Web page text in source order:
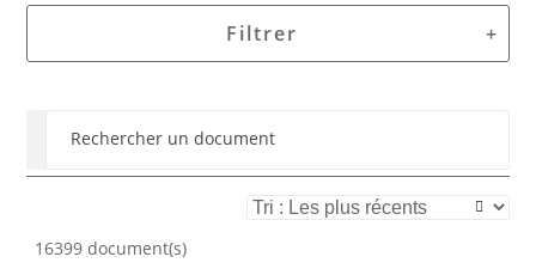
Filtrer
Rechercher un document
Délibérations des Assemblées Départementales
Date de séance
juillet 2026
16399 document(s)